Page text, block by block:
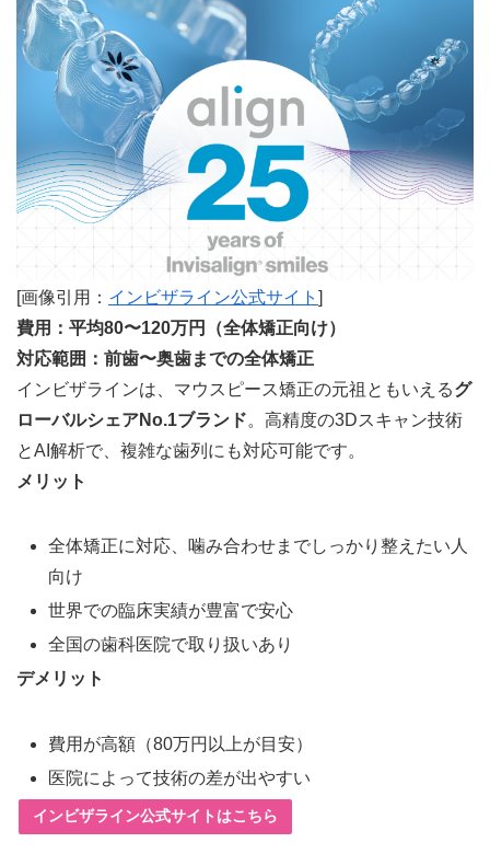
[画像引用： インビザライン公式サイト ]
費用：平均80〜120万円（全体矯正向け）
対応範囲：前歯〜奥歯までの全体矯正
インビザラインは、マウスピース矯正の元祖ともいえるグ
ローバルシェアNo.1ブランド。高精度の3Dスキャン技術
とAI解析で、複雑な歯列にも対応可能です。
メリット
全体矯正に対応、噛み合わせまでしっかり整えたい人
向け
世界での臨床実績が豊富で安心
全国の歯科医院で取り扱いあり
デメリット
費用が高額（80万円以上が目安）
医院によって技術の差が出やすい
インビザライン公式サイトはこちら